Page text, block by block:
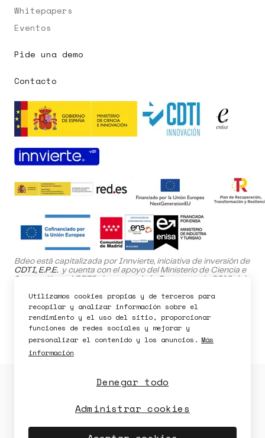
Whitepapers
Eventos
Pide una demo
Contacto
Bdeo está capitalizada por Innvierte, iniciativa de inversión de
CDTI, E.P.E. y cuenta con el apoyo del Ministerio de Ciencia e
Innovación y el CDTI al amparo de la Convocatoria 2019 del
El proyecto SafeHome ha sido cofinanciado por el Fondo
Europeo de Desarrollo Regional (FEDER) dentro del Programa
Operativo de la Comunidad de Madrid 2021-2027.
Política de Privacidad Política de Cookies
Utilizamos cookies propias y de terceros para
recopilar y analizar información sobre el
rendimiento y el uso del sitio, proporcionar
funciones de redes sociales y mejorar y
personalizar el contenido y los anuncios. Más
información
Denegar todo
Administrar cookies